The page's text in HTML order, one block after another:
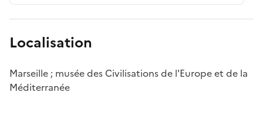
Localisation
Marseille ; musée des Civilisations de l'Europe et de la
Méditerranée